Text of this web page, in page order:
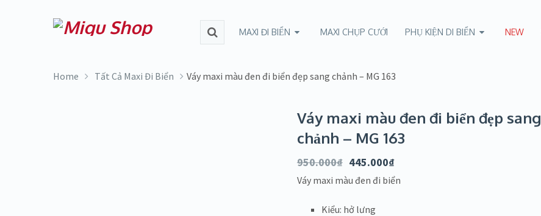
MAXI ĐI BIỂN MAXI CHỤP CƯỚI PHỤ KIỆN DI BIỂN NEW
Home Tất Cả Maxi Đi Biển Váy maxi màu đen đi biển đẹp sang chảnh – MG 163
Váy maxi màu đen đi biển đẹp sang
chảnh – MG 163
950.000₫ 445.000₫
Váy maxi màu đen đi biển
Kiểu: hở lưng